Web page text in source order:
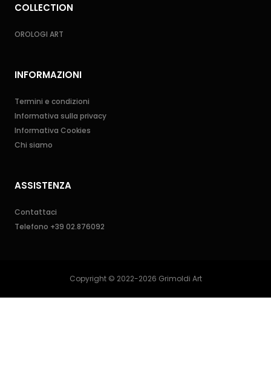
COLLECTION
OROLOGI ART
INFORMAZIONI
Termini e condizioni
Informativa sulla privacy
Informativa Cookies
Chi siamo
ASSISTENZA
Contattaci
Telefono +39 02.876092
Copyright © 2022-2026 Grimoldi Art